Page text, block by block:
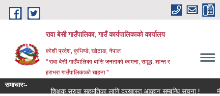
Skip to main content
रावा बेसी गाउँपालिका, गाउँ कार्यपालिकाको कार्यालय
कोशी प्रदेश, कुभिण्डे, खोटाङ, नेपाल
" रावा बेसी गाउँपालिका बासि जनताको कामना, समृद्ध, शान्त र
हराभरा गाउँपालिकाको चाहना "
समाचारः-
शिक्षक सरुवा सहमतिका लागि दरखास्त आव्हान सम्बन्धि सूचना !